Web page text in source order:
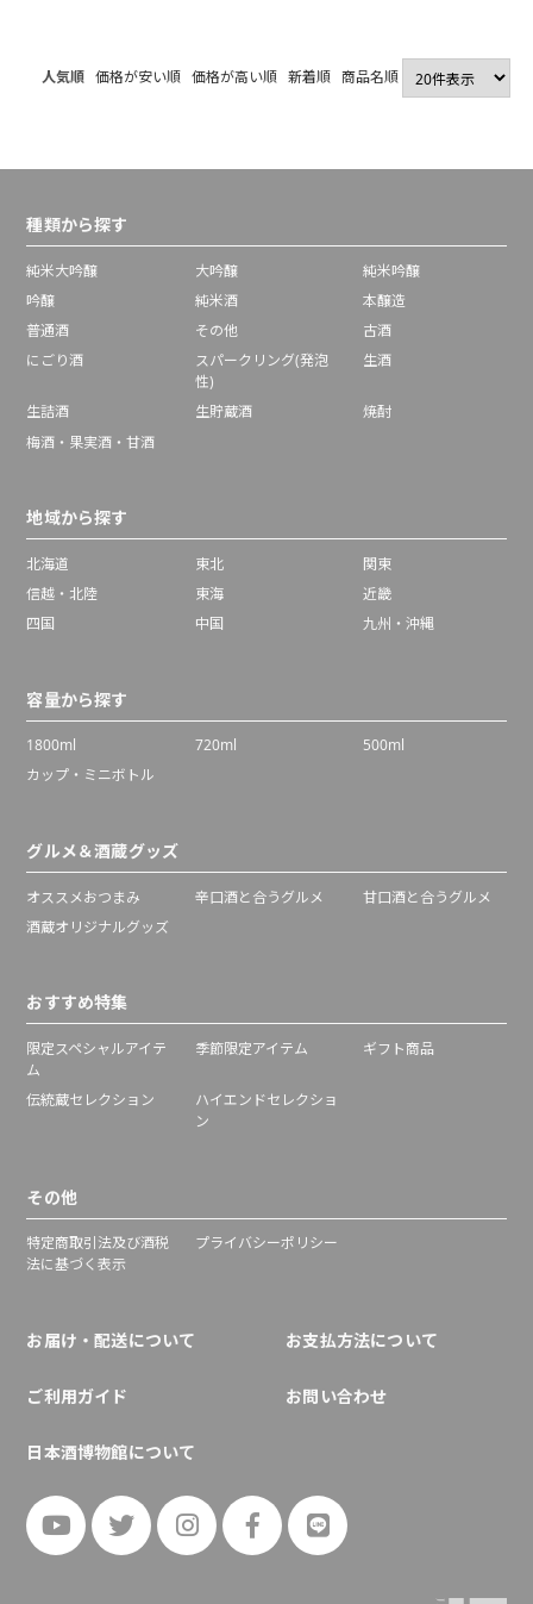
人気順 価格が安い順 価格が高い順 新着順 商品名順
種類から探す
純米大吟醸 大吟醸
純米吟醸
吟醸
純米酒
本醸造
普通酒
その他
古酒
にごり酒
スパークリング(発泡
性)
生酒
生詰酒 生貯蔵酒
焼酎
梅酒・果実酒・甘酒
地域から探す
北海道 東北
関東
信越・北陸
東海
近畿
四国
中国 九州・沖縄
容量から探す
1800ml 720ml
500ml
カップ・ミニボトル
グルメ＆酒蔵グッズ
オススメおつまみ 辛口酒と合うグルメ
甘口酒と合うグルメ
酒蔵オリジナルグッズ
おすすめ特集
限定スペシャルアイテ
ム
季節限定アイテム ギフト商品
伝統蔵セレクション
ハイエンドセレクショ
ン
その他
特定商取引法及び酒税
法に基づく表示
プライバシーポリシー
お届け・配送について お支払方法について
ご利用ガイド お問い合わせ
日本酒博物館について